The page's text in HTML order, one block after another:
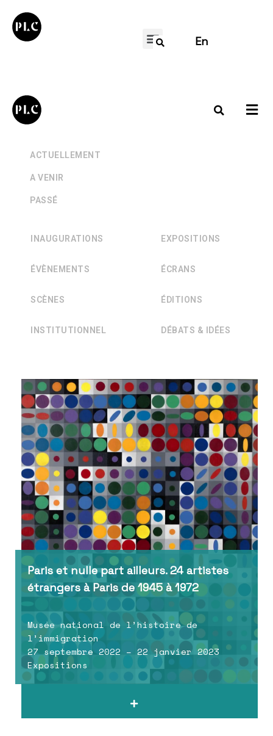
En
ACTUELLEMENT
A VENIR
PASSÉ
INAUGURATIONS EXPOSITIONS
ÉVÈNEMENTS ÉCRANS
SCÈNES ÉDITIONS
INSTITUTIONNEL DÉBATS & IDÉES
Paris et nulle part ailleurs. 24 artistes
étrangers à Paris de 1945 à 1972
Musée national de l’histoire de
l’immigration
27 septembre 2022 – 22 janvier 2023
Expositions